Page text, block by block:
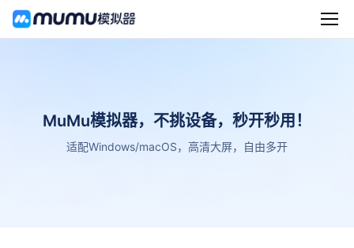
MuMu模拟器，不挑设备，秒开秒用！
适配Windows/macOS，高清大屏，自由多开